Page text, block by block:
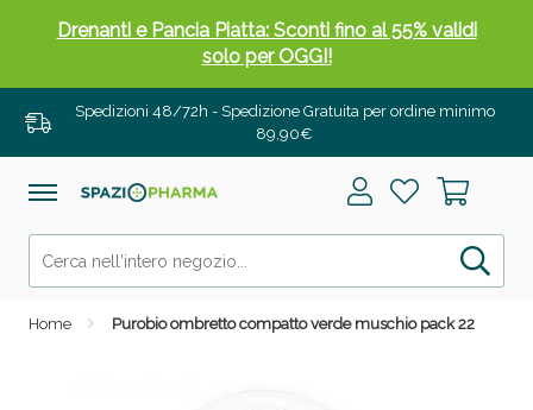
Spedizioni 48/72h - Spedizione Gratuita per ordine minimo
89,90€
Home Purobio ombretto compatto verde muschio pack 22
Drenanti e Pancia Piatta: Sconti fino al 55% validi
solo per OGGI!